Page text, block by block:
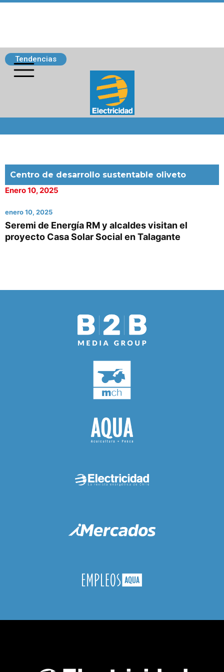
Tendencias
Centro de desarrollo sustentable oliveto
Enero 10, 2025
enero 10, 2025
Seremi de Energía RM y alcaldes visitan el
proyecto Casa Solar Social en Talagante